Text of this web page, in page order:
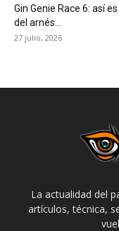
Gin Genie Race 6: así
del arnés...
27 julio, 2026
La actualidad del
artículos, técnica,